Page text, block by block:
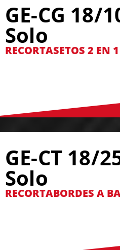
GE-CG 18/
Solo
RECORTASETOS 2 EN
GE-CT 18/
Solo
RECORTABORDES A